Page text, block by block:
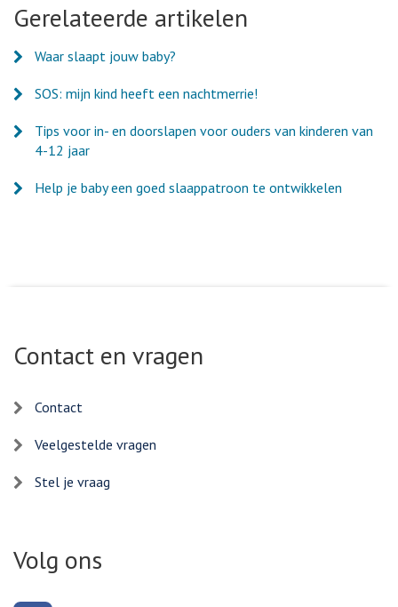
mail
Gerelateerde artikelen
Waar slaapt jouw baby?
SOS: mijn kind heeft een nachtmerrie!
Tips voor in- en doorslapen voor ouders van kinderen van
4-12 jaar
Help je baby een goed slaappatroon te ontwikkelen
Contact en vragen
Contact
Veelgestelde vragen
Stel je vraag
Volg ons